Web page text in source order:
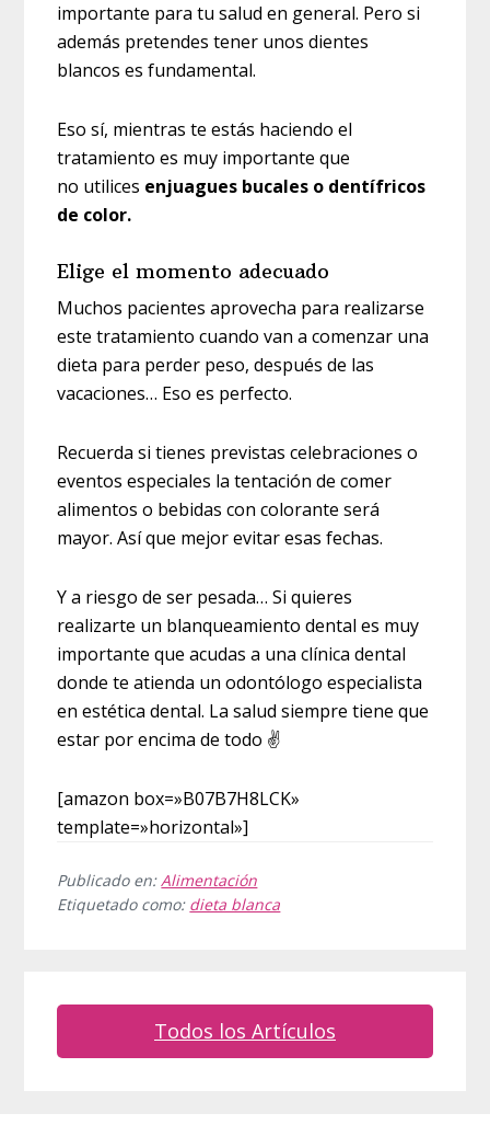
importante para tu salud en general. Pero si
además pretendes tener unos dientes
blancos es fundamental.
Eso sí, mientras te estás haciendo el
tratamiento es muy importante que
no utilices enjuagues bucales o dentífricos
de color.
Elige el momento adecuado
Muchos pacientes aprovecha para realizarse
este tratamiento cuando van a comenzar una
dieta para perder peso, después de las
vacaciones… Eso es perfecto.
Recuerda si tienes previstas celebraciones o
eventos especiales la tentación de comer
alimentos o bebidas con colorante será
mayor. Así que mejor evitar esas fechas.
Y a riesgo de ser pesada… Si quieres
realizarte un blanqueamiento dental es muy
importante que acudas a una clínica dental
donde te atienda un odontólogo especialista
en estética dental. La salud siempre tiene que
estar por encima de todo ✌
[amazon box=»B07B7H8LCK»
template=»horizontal»]
Publicado en:Alimentación
Etiquetado como: dieta blanca
Todos los Artículos